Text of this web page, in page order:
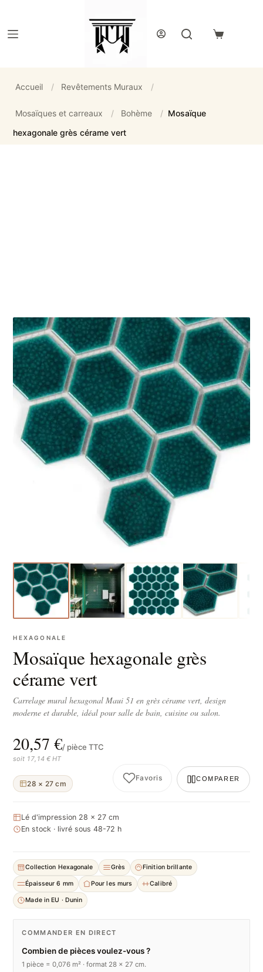
Panier
Accueil / Revêtements Muraux /
Mosaïques et carreaux / Bohème / Mosaïque
hexagonale grès cérame vert
HEXAGONALE
Mosaïque hexagonale grès
cérame vert
Carrelage mural hexagonal Maui 51 en grès cérame vert, design
moderne et durable, idéal pour salle de bain, cuisine ou salon.
20,57 €/ pièce TTC
soit 17,14 € HT
28 × 27 cm
Favoris COMPARER
Lé d'impression 28 × 27 cm
En stock · livré sous 48-72 h
Collection Hexagonale Grès Finition brillante
Épaisseur 6 mm Pour les murs Calibré
Made in EU · Dunin
COMMANDER EN DIRECT
Combien de pièces voulez-vous ?
1 pièce = 0,076 m² · format 28 × 27 cm.